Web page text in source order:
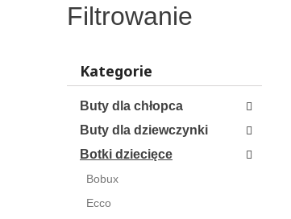
Filtrowanie
Kategorie
Buty dla chłopca
Buty dla dziewczynki
Botki dziecięce
Bobux
Ecco